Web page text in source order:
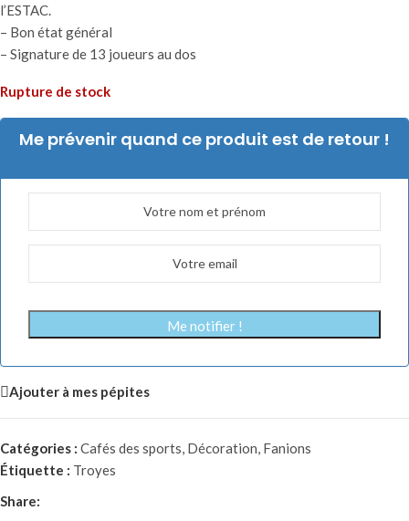
l’ESTAC.
– Bon état général
– Signature de 13 joueurs au dos
Rupture de stock
Me prévenir quand ce produit est de retour !
Me notifier !
Ajouter à mes pépites
Catégories : Cafés des sports, Décoration, Fanions
Étiquette : Troyes
Share: